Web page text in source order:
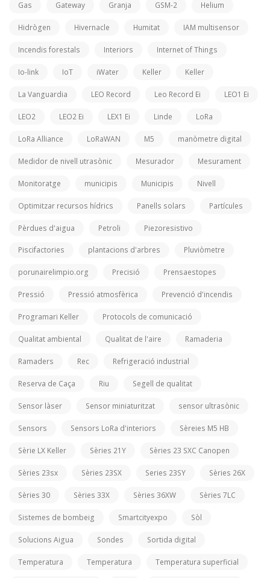
Gas Gateway Granja GSM-2 Helium
Hidrògen Hivernacle Humitat IAM multisensor
Incendis forestals Interiors Internet of Things
Io-link IoT iWater Keller Keller
La Vanguardia LEO Record Leo Record Ei LEO1 Ei
LEO2 LEO2 Ei LEX1 Ei Linde LoRa
LoRa Alliance LoRaWAN M5 manòmetre digital
Medidor de nivell utrasònic Mesurador Mesurament
Monitoratge municipis Municipis Nivell
Optimitzar recursos hídrics Panells solars Partícules
Pèrdues d'aigua Petroli Piezoresistivo
Piscifactories plantacions d'arbres Pluviòmetre
porunairelimpio.org Precisió Prensaestopes
Pressió Pressió atmosfèrica Prevenció d'incendis
Programari Keller Protocols de comunicació
Qualitat ambiental Qualitat de l'aire Ramaderia
Ramaders Rec Refrigeració industrial
Reserva de Caça Riu Segell de qualitat
Sensor làser Sensor miniaturitzat sensor ultrasònic
Sensors Sensors LoRa d'interiors Sèreies M5 HB
Sèrie LX Keller Sèries 21Y Sèries 23 SXC Canopen
Sèries 23sx Sèries 23SX Series 23SY Sèries 26X
Sèries 30 Sèries 33X Sèries 36XW Sèries 7LC
Sistemes de bombeig Smartcityexpo Sòl
Solucions Aigua Sondes Sortida digital
Temperatura Temperatura Temperatura superficial